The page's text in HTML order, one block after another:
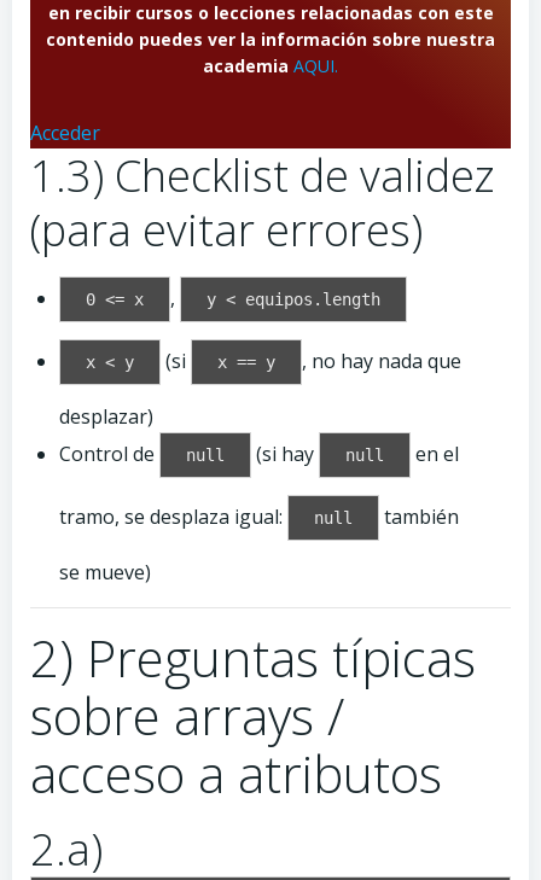
en recibir cursos o lecciones relacionadas con este
contenido puedes ver la información sobre nuestra
academia AQUI.
Acceder
1.3) Checklist de validez
(para evitar errores)
0 <= x , y < equipos.length
x < y (si x == y , no hay nada que
desplazar)
Control de
null (si hay null en el
tramo, se desplaza igual: null también
se mueve)
2) Preguntas típicas
sobre arrays /
acceso a atributos
2.a)